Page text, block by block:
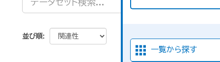
一覧から探す
並び順